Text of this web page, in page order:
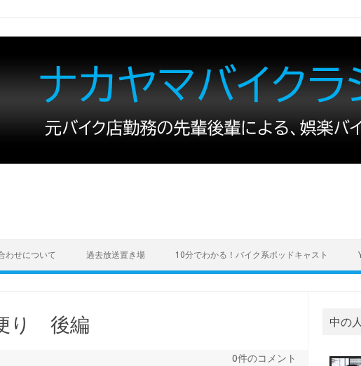
わせについて 過去放送置き場 10分でわかる！バイク系ポッドキャスト
り 後編
0件のコメント
中の人